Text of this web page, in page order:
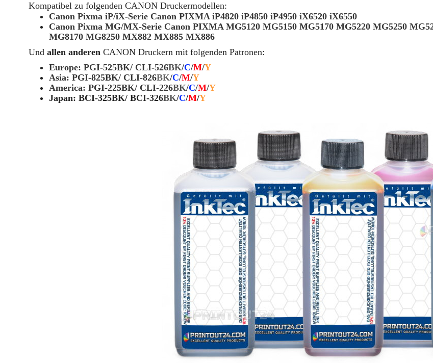
Kompatibel zu folgenden CANON Druckermodellen:
Canon Pixma iP/iX-Serie Canon PIXMA iP4820 iP4850 iP4950 iX6520 iX6550
Canon Pixma MG/MX-Serie Canon PIXMA MG5120 MG5150 MG5170 MG5220 MG5250
MG8170 MG8250 MX882 MX885 MX886
Und allen anderen CANON Druckern mit folgenden Patronen:
Europe: PGI-525BK/ CLI-526BK/C/M/Y
Asia: PGI-825BK/ CLI-826BK/C/M/Y
America: PGI-225BK/ CLI-226BK/C/M/Y
Japan: BCI-325BK/ BCI-326BK/C/M/Y